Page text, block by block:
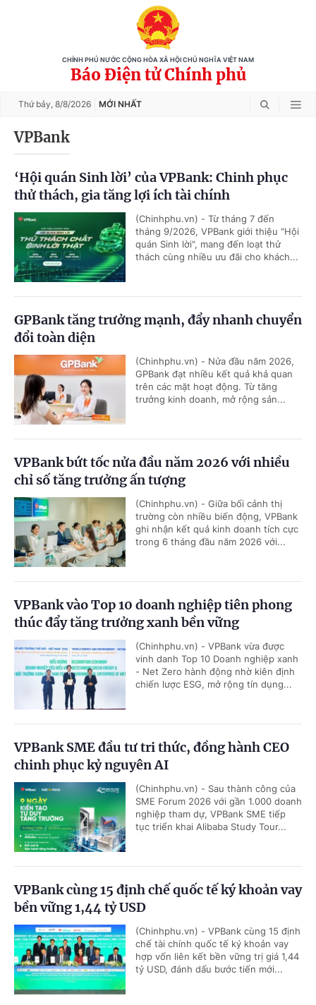
CHÍNH PHỦ NƯỚC CỘNG HÒA XÃ HỘI CHỦ NGHĨA VIỆT NAM
Báo Điện tử Chính phủ
Thứ bảy, 8/8/2026 MỚI NHẤT
VPBank
‘Hội quán Sinh lời’ của VPBank: Chinh phục
thử thách, gia tăng lợi ích tài chính
(Chinhphu.vn) - Từ tháng 7 đến
tháng 9/2026, VPBank giới thiệu "Hội
quán Sinh lời", mang đến loạt thử
thách cùng nhiều ưu đãi cho khách...
GPBank tăng trưởng mạnh, đẩy nhanh chuyển
đổi toàn diện
(Chinhphu.vn) - Nửa đầu năm 2026,
GPBank đạt nhiều kết quả khả quan
trên các mặt hoạt động. Từ tăng
trưởng kinh doanh, mở rộng sản...
VPBank bứt tốc nửa đầu năm 2026 với nhiều
chỉ số tăng trưởng ấn tượng
(Chinhphu.vn) - Giữa bối cảnh thị
trường còn nhiều biến động, VPBank
ghi nhận kết quả kinh doanh tích cực
trong 6 tháng đầu năm 2026 với...
VPBank vào Top 10 doanh nghiệp tiên phong
thúc đẩy tăng trưởng xanh bền vững
(Chinhphu.vn) - VPBank vừa được
vinh danh Top 10 Doanh nghiệp xanh
- Net Zero hành động nhờ kiên định
chiến lược ESG, mở rộng tín dụng...
VPBank SME đầu tư tri thức, đồng hành CEO
chinh phục kỷ nguyên AI
(Chinhphu.vn) - Sau thành công của
SME Forum 2026 với gần 1.000 doanh
nghiệp tham dự, VPBank SME tiếp
tục triển khai Alibaba Study Tour...
VPBank cùng 15 định chế quốc tế ký khoản vay
bền vững 1,44 tỷ USD
(Chinhphu.vn) - VPBank cùng 15 định
chế tài chính quốc tế ký khoản vay
hợp vốn liên kết bền vững trị giá 1,44
tỷ USD, đánh dấu bước tiến mới...